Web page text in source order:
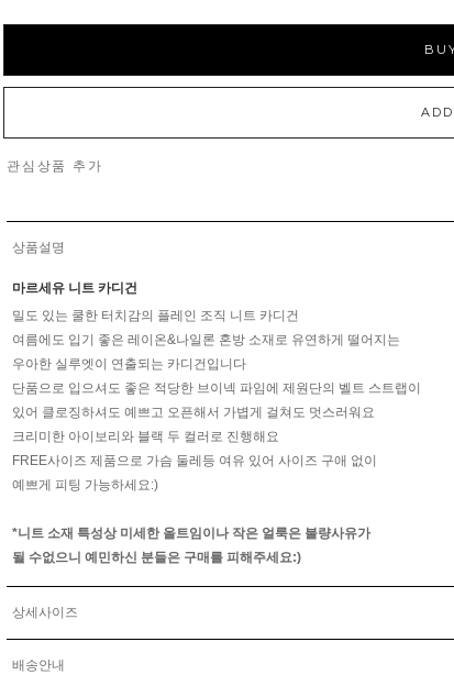
관심상품 추가
상품설명
마르세유 니트 카디건
밀도 있는 쿨한 터치감의 플레인 조직 니트 카디건
여름에도 입기 좋은 레이온&나일론 혼방 소재로 유연하게 떨어지는
우아한 실루엣이 연출되는 카디건입니다
단품으로 입으셔도 좋은 적당한 브이넥 파임에 제원단의 벨트 스트랩이
있어 클로징하셔도 예쁘고 오픈해서 가볍게 걸쳐도 멋스러워요
크리미한 아이보리와 블랙 두 컬러로 진행해요
FREE사이즈 제품으로 가슴 둘레등 여유 있어 사이즈 구애 없이
예쁘게 피팅 가능하세요:)
*니트 소재 특성상 미세한 올트임이나 작은 얼룩은 불량사유가
될 수없으니 예민하신 분들은 구매를 피해주세요:)
상세사이즈
배송안내